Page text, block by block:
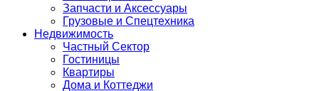
Запчасти и Аксессуары
Грузовые и Спецтехника
Недвижимость
Частный Сектор
Гостиницы
Квартиры
Дома и Коттеджи